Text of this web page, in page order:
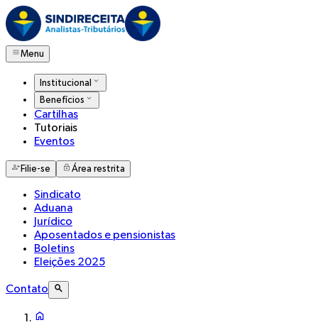
Menu
Institucional
Benefícios
Cartilhas
Tutoriais
Eventos
Filie-se Área restrita
Sindicato
Aduana
Jurídico
Aposentados e pensionistas
Boletins
Eleições 2025
Contato